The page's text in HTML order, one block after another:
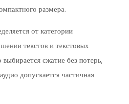
размера.
от категории
текстов и текстовых
выбирается сжатие без потерь,
допускается частичная